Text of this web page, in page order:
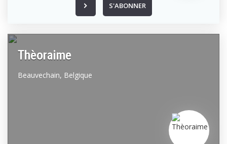
S'ABONNER
Thèoraime
Beauvechain, Belgique